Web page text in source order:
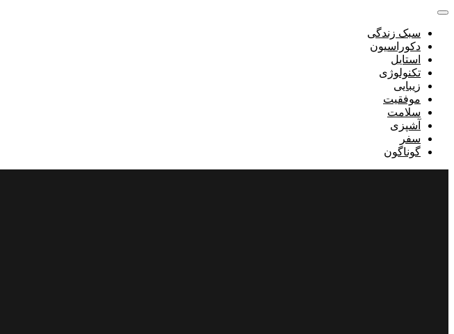
سبک زندگی
دکوراسیون
استایل
تکنولوژی
زیبایی
موفقیت
سلامت
آشپزی
سفر
گوناگون